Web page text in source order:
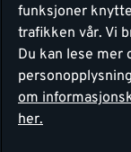
funksjoner
trafikken vår. Vi
Du kan lese mer
om
her.